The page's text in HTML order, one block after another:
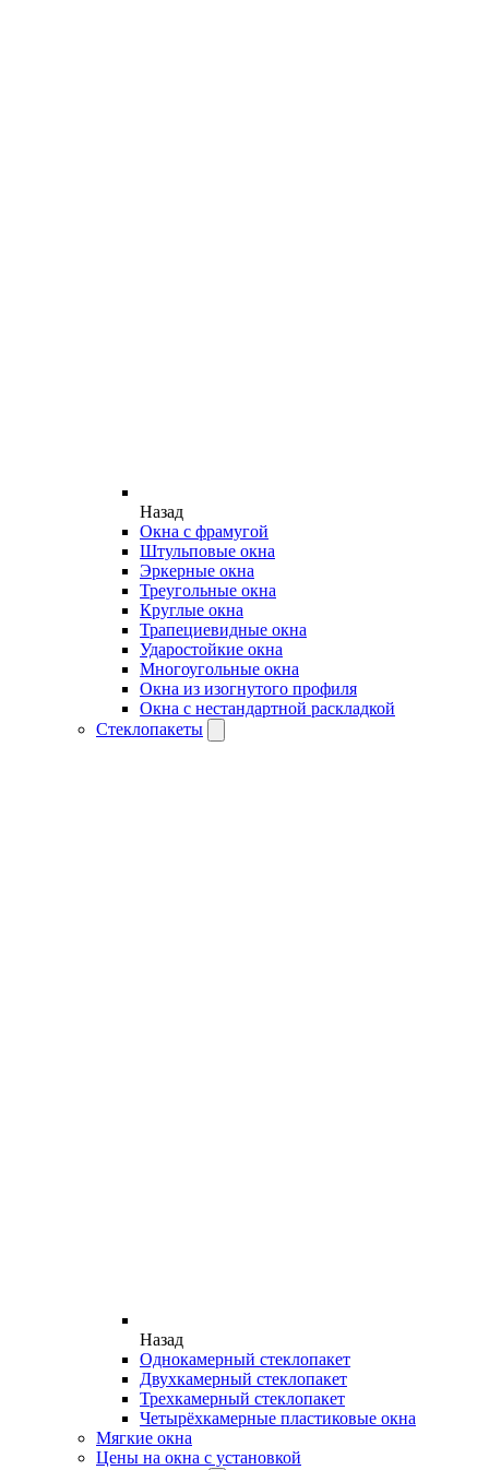
Назад
Окна с фрамугой
Штульповые окна
Эркерные окна
Треугольные окна
Круглые окна
Трапециевидные окна
Ударостойкие окна
Многоугольные окна
Окна из изогнутого профиля
Окна с нестандартной раскладкой
Стеклопакеты
Назад
Однокамерный стеклопакет
Двухкамерный стеклопакет
Трехкамерный стеклопакет
Четырёхкамерные пластиковые окна
Мягкие окна
Цены на окна с установкой